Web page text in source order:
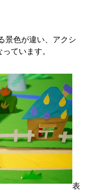
景色が違い、アクシ
ています。
表